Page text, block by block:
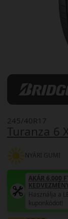
Turanza 6
245/40R17
NYÁRI GUMI
AKÁR 6.000
Használja a
kuponkódot!